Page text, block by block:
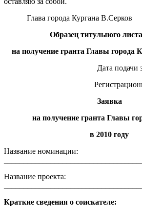
Глава города Кургана В.Серков
Образец титульного
на получение гранта Главы города
Дата подачи
Заявка
на получение гранта Главы
в 2010 году
Название номинации:
Название проекта:
Краткие сведения о соискателе: